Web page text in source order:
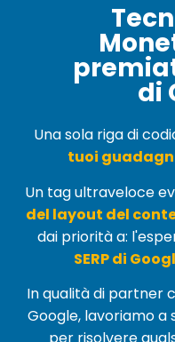
di
Una sola riga di
tuoi
Un tag ultraveloce
del layout del
dai priorità a:
SERP di
In qualità di partner
Google, lavoriamo